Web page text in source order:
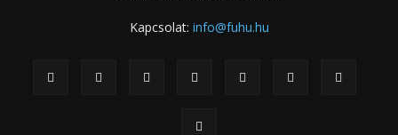
Kapcsolat: info@fuhu.hu